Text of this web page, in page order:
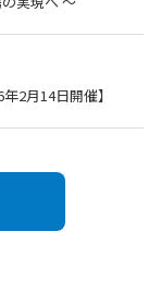
2月14日開催】